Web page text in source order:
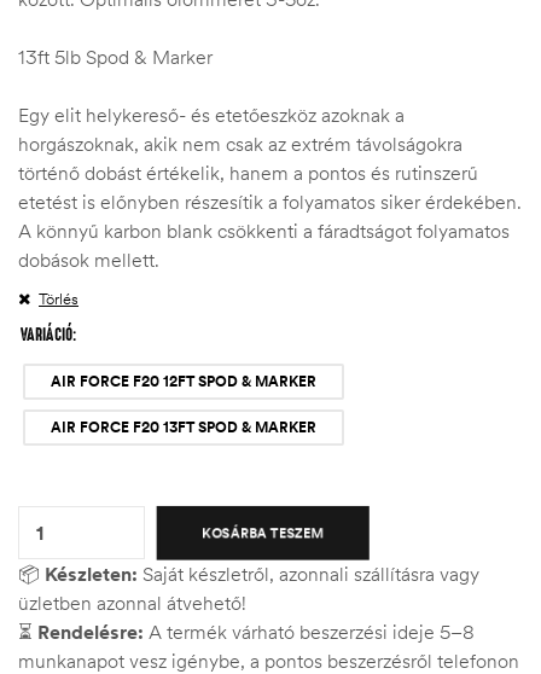
13ft 5lb Spod & Marker
Egy elit helykereső- és etetőeszköz azoknak a
horgászoknak, akik nem csak az extrém távolságokra
történő dobást értékelik, hanem a pontos és rutinszerű
etetést is előnyben részesítik a folyamatos siker érdekében.
A könnyű karbon blank csökkenti a fáradtságot folyamatos
dobások mellett.
VARIÁCIÓ
AIR FORCE F20 12FT SPOD & MARKER
AIR FORCE F20 13FT SPOD & MARKER
Törlés
KOSÁRBA TESZEM
📦 Készleten: Saját készletről, azonnali szállításra vagy
üzletben azonnal átvehető!
⏳ Rendelésre: A termék várható beszerzési ideje 5–8
munkanapot vesz igénybe, a pontos beszerzésről telefonon